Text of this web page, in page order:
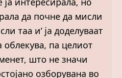
да почне да мисли
таа и‘ ја доделуваат
облекува, па целиот
што не значи
озборувана во